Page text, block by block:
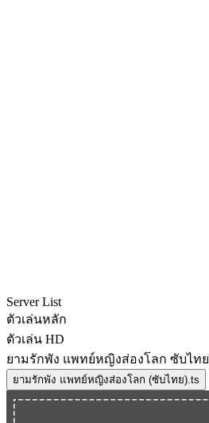
Server List
ตัวเล่นหลัก
ตัวเล่น HD
ยามรักพัง แพทย์หญิงส่องโลก ซับไทย
ยามรักพัง แพทย์หญิงส่องโลก (ซับไทย).ts